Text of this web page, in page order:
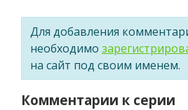
Для добавления
необходимо
на сайт под своим именем.
Комментарии к серии